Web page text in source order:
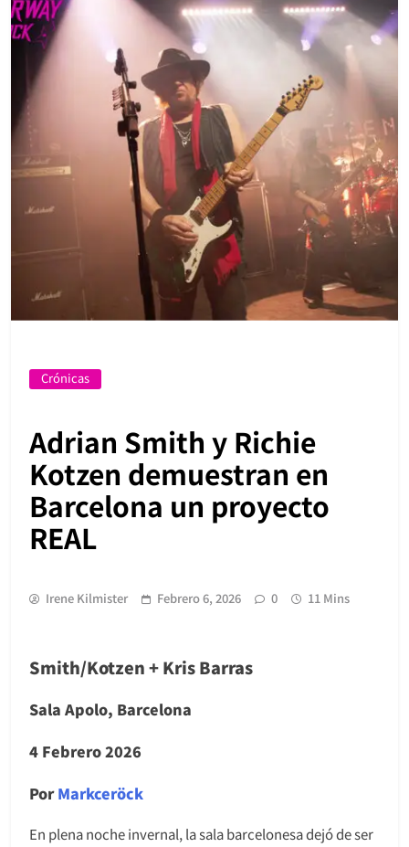
Crónicas
Adrian Smith y Richie
Kotzen demuestran en
Barcelona un proyecto
REAL
Irene Kilmister Febrero 6, 2026 0 11 Mins
Smith/Kotzen + Kris Barras
Sala Apolo, Barcelona
4 Febrero 2026
PorMarkceröck
En plena noche invernal, la sala barcelonesa dejó de ser